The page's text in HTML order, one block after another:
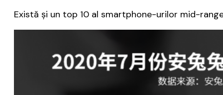
Există şi un top 10 al smartphone-urilor mid-